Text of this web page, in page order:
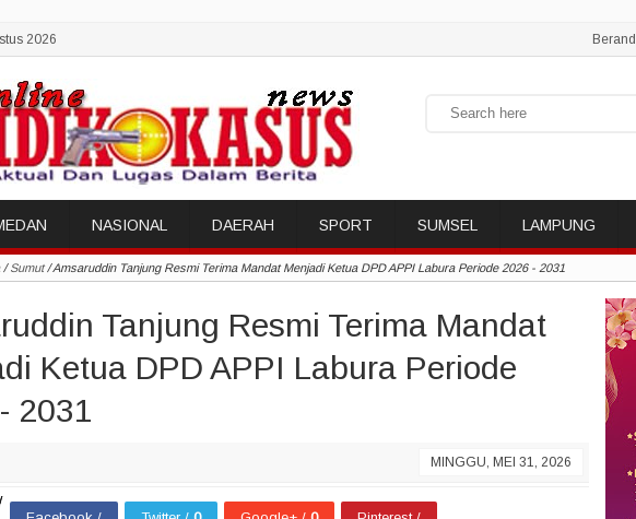
2026
NASIONAL DAERAH SPORT SUMSEL LAMPUNG
/Sumut/Amsaruddin Tanjung Resmi Terima Mandat Menjadi Ketua DPD APPI Labura Periode 2026 - 2031
Tanjung Resmi Terima Mandat
Ketua DPD APPI Labura Periode
2031
MINGGU, MEI 31, 2026